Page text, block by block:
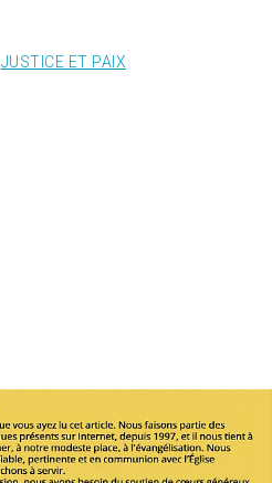
JUSTICE ET PAIX